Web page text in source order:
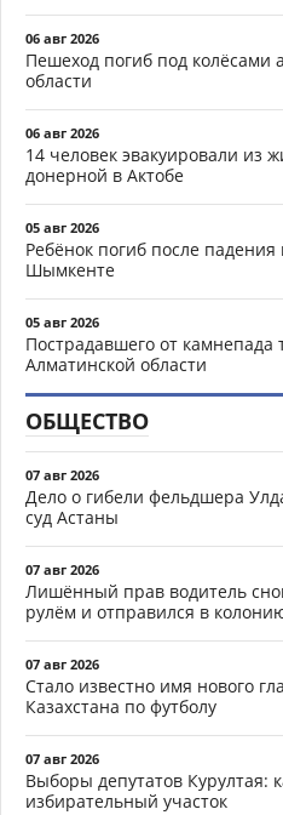
06 авг 2026
Пешеход погиб под колёсами
области
06 авг 2026
14 человек эвакуировали из
донерной в Актобе
05 авг 2026
Ребёнок погиб после падения
Шымкенте
05 авг 2026
Пострадавшего от камнепада
Алматинской области
ОБЩЕСТВО
07 авг 2026
Дело о гибели фельдшера
суд Астаны
07 авг 2026
Лишённый прав водитель
рулём и отправился в
07 авг 2026
Стало известно имя нового
Казахстана по футболу
07 авг 2026
Выборы депутатов Курултая:
избирательный участок